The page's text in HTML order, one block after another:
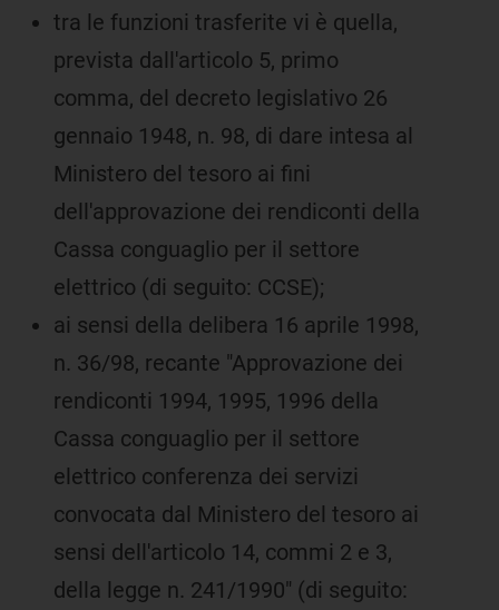
tra le funzioni trasferite vi è quella,
prevista dall'articolo 5, primo
comma, del decreto legislativo 26
gennaio 1948, n. 98, di dare intesa al
Ministero del tesoro ai fini
dell'approvazione dei rendiconti della
Cassa conguaglio per il settore
elettrico (di seguito: CCSE);
ai sensi della delibera 16 aprile 1998,
n. 36/98, recante "Approvazione dei
rendiconti 1994, 1995, 1996 della
Cassa conguaglio per il settore
elettrico conferenza dei servizi
convocata dal Ministero del tesoro ai
sensi dell'articolo 14, commi 2 e 3,
della legge n. 241/1990" (di seguito: